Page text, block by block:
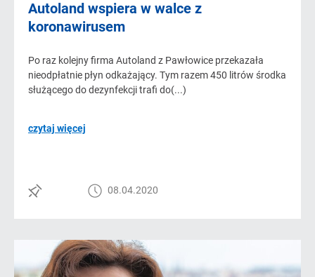
Autoland wspiera w walce z
koronawirusem
Po raz kolejny firma Autoland z Pawłowice przekazała
nieodpłatnie płyn odkażający. Tym razem 450 litrów środka
służącego do dezynfekcji trafi do(...)
czytaj więcej
08.04.2020